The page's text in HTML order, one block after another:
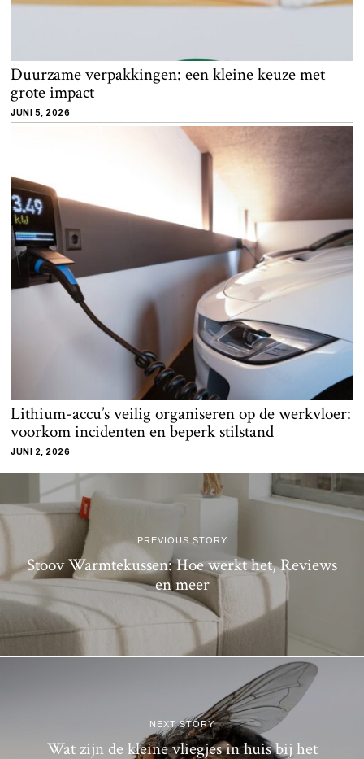
Duurzame verpakkingen: een kleine keuze met
grote impact
JUNI 5, 2026
Lithium-accu’s veilig organiseren op de werkvloer:
voorkom incidenten en beperk stilstand
JUNI 2, 2026
PREVIOUS STORY
Stoov Warmtekussen: Hoe werkt het, Reviews
en meer
NEXT STORY
Wat zijn de kleine vliegjes in huis bij het